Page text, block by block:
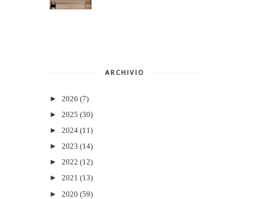
ARCHIVIO
► 2026 (7)
► 2025 (30)
► 2024 (11)
► 2023 (14)
► 2022 (12)
► 2021 (13)
► 2020 (59)